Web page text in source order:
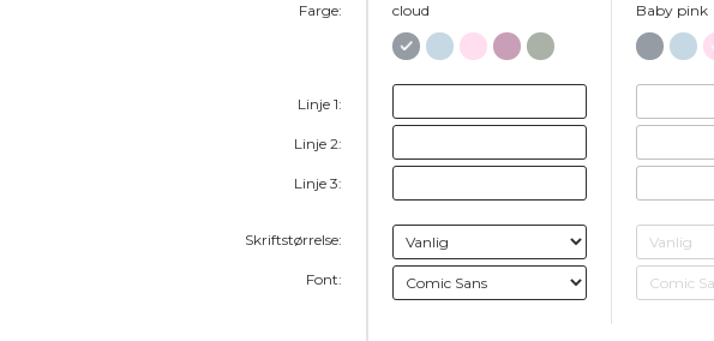
Farge:
Linje 1:
Linje 2:
Linje 3:
Skriftstørrelse:
Font:
cloud Baby pink